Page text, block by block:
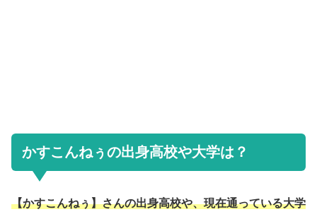
かすこんねぅの出身高校や大学は？
【かすこんねぅ】さんの出身高校や、現在通っている大学